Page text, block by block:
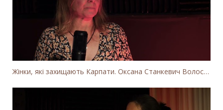
Жінки, які захищають Карпати. Оксана Станкевич Волосянчук про вітряки на високогір'ї Карпат